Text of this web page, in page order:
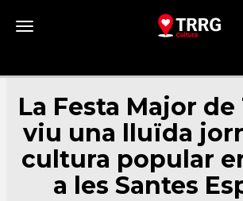
Toggle navigation
La Festa Major de
viu una lluïda
cultura popular
a les Santes